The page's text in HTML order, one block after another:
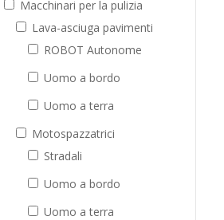
Macchinari per la pulizia
Lava-asciuga pavimenti
ROBOT Autonome
Uomo a bordo
Uomo a terra
Motospazzatrici
Stradali
Uomo a bordo
Uomo a terra